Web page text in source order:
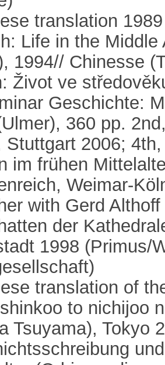
translation
Life in the
1994// Chinesse
Život ve
Geschichte:
360 pp.
Stuttgart 2006;
im frühen
Weimar-
with Gerd
der
1998 (Primus/
translation of
to nichijoo
Tsuyama), Tokyo